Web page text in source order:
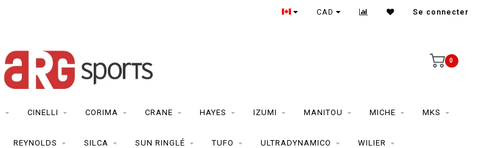
CAD Se connecter
0
CINELLI CORIMA CRANE HAYES IZUMI MANITOU MICHE MKS
REYNOLDS SILCA SUN RINGLÉ TUFO ULTRADYNAMICO WILIER